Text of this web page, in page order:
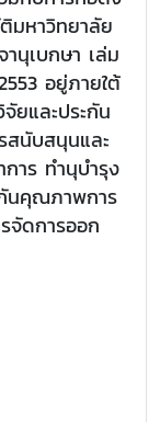
มหาวิทยาลัย
านุเบกษา เล่ม
อยู่ภายใต้
ยและประกัน
สนับสนุนและ
าร ทำนุบำรุง
นคุณภาพการ
จัดการออก